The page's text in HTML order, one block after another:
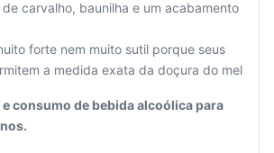
de carvalho, baunilha e um acabamento
forte nem muito sutil porque seus
a medida exata da doçura do mel
consumo de bebida alcoólica para